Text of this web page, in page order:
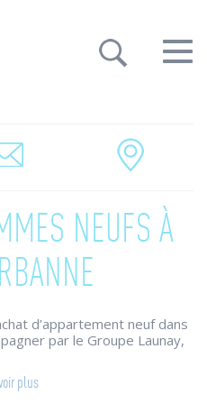
Toggle
NEUFS À
d’appartement neuf dans
par le Groupe Launay,
équipes se font un plaisir de
de votre projet.
plus